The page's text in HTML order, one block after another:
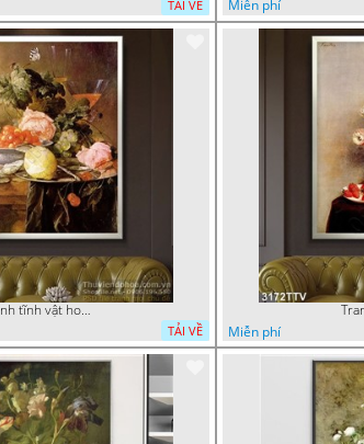
TẢI VỀ
Miễn phí
Tranh tĩnh vật hoa quả sơn dầu độc đáo đẹp
TẢI VỀ
Miễn phí